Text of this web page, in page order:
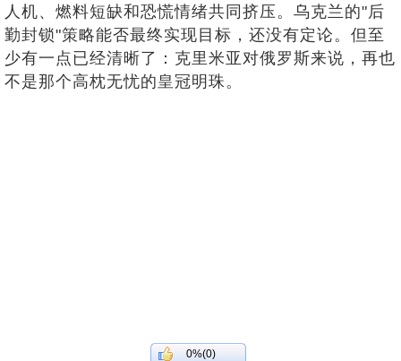
人机、燃料短缺和恐慌情绪共同挤压。乌克兰的"后
勤封锁"策略能否最终实现目标，还没有定论。但至
少有一点已经清晰了：克里米亚对俄罗斯来说，再也
不是那个高枕无忧的皇冠明珠。
0%(0)